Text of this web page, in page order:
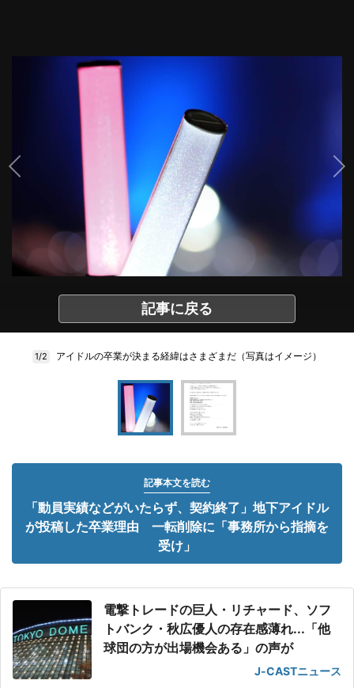
記事に戻る
1/2 アイドルの卒業が決まる経緯はさまざまだ（写真はイメージ）
記事本文を読む
「動員実績などがいたらず、契約終了」地下アイドル
が投稿した卒業理由 一転削除に「事務所から指摘を
受け」
電撃トレードの巨人・リチャード、ソフ
トバンク・秋広優人の存在感薄れ...「他
球団の方が出場機会ある」の声が
J-CASTニュース